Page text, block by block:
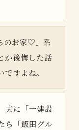
のお家♡」系
か後悔した話
すよね。
夫に「一建設
ら「飯田グル